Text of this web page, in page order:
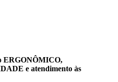
ERGONÔMICO,
e atendimento às